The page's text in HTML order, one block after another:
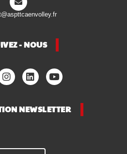
- NOUS
NEWSLETTER